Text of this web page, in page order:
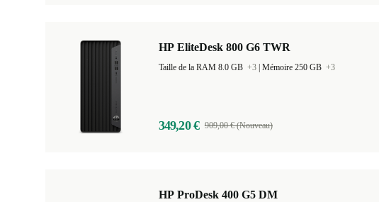
HP EliteDesk 800 G6 TWR
Taille de la RAM 8.0 GB +3 Mémoire 250 GB +3
349,20 € 909,00 € (Nouveau)
HP ProDesk 400 G5 DM